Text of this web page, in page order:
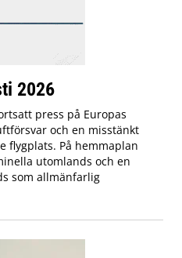
2026
press på Europas
och en misstänkt
flygplats. På hemmaplan
utomlands och en
som allmänfarlig